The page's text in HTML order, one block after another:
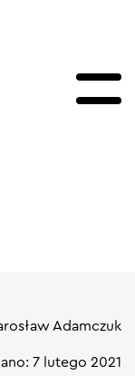
Adamczuk
7 lutego 2021